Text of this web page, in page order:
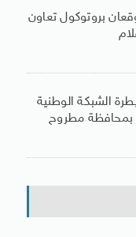
بروتوكول تعاون
الشبكة الوطنية
بمحافظة مطروح